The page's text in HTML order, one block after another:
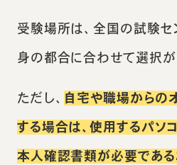
受験場所は、全国の試験セ
身の都合に合わせて選択が
ただし、 自宅や職場からの
する場合は、使用するパソ
本人確認書類が必要である